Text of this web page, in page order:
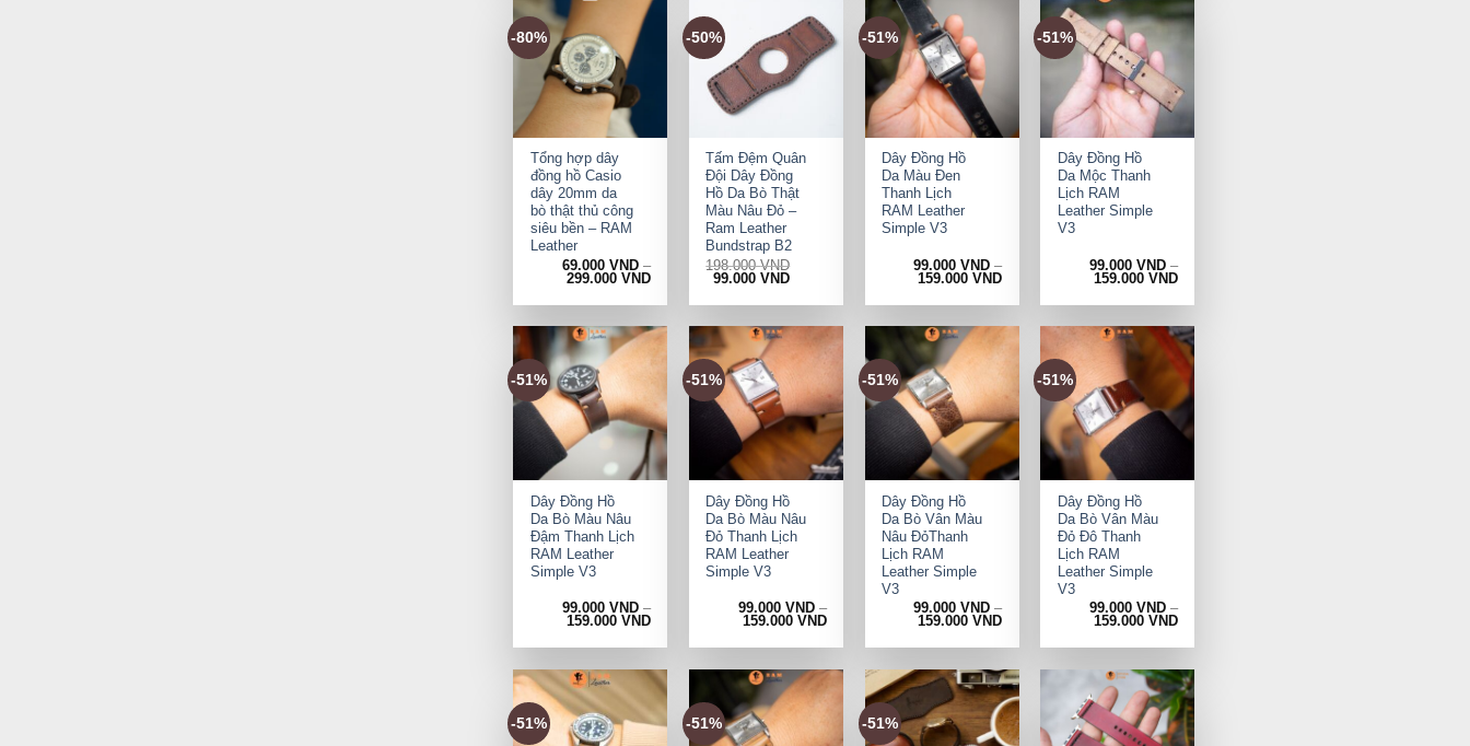
-80%
Tổng hợp dây
đồng hồ Casio
dây 20mm da
bò thật thủ công
siêu bền – RAM
Leather
69.000 VND–
299.000 VND
-50%
Tấm Đệm Quân
Đội Dây Đồng
Hồ Da Bò Thật
Màu Nâu Đỏ –
Ram Leather
Bundstrap B2
198.000VND
Original
was:
99.000VNDCurrent
is:
-51%
+
Dây Đồng Hồ
Da Màu Đen
Thanh Lịch
RAM Leather
Simple V3
99.000VND –
159.000VND
-51%
+
Dây Đồng Hồ
Da Mộc Thanh
Lịch RAM
Leather Simple
V3
99.000 VND–
159.000 VND
-51%
Dây Đồng Hồ
Da Bò Màu Nâu
Đậm Thanh Lịch
RAM Leather
Simple V3
99.000 VND–
159.000 VND
-51%
Dây Đồng Hồ
Da Bò Màu Nâu
Đỏ Thanh Lịch
RAM Leather
Simple V3
99.000 VND–
159.000 VND
-51%
Dây Đồng Hồ
Da Bò Vân Màu
Nâu ĐỏThanh
Lịch RAM
Leather Simple
V3
99.000VND –
159.000VND
-51%
+
Dây Đồng Hồ
Da Bò Vân Màu
Đỏ Đô Thanh
Lịch RAM
Leather Simple
V3
99.000 VND–
159.000 VND
-51% -51% -51%